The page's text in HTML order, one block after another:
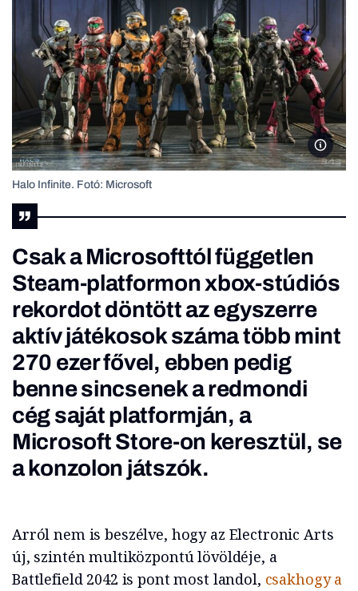
Halo
Halo Infinite. Fotó: Microsoft
Csak a Microsofttól független
Steam-platformon xbox-stúdiós
rekordot döntött az egyszerre
aktív játékosok számatöbb mint
270 ezer fővel , ebben pedig
benne sincsenek a redmondi
cég saját platformján, a
Microsoft Store-on keresztül, se
a konzolon játszók.
Arról nem is beszélve, hogy az Electronic Arts
új, szintén multiközpontú lövöldéje, a
Battlefield 2042 is pont most landol, csakhogy a